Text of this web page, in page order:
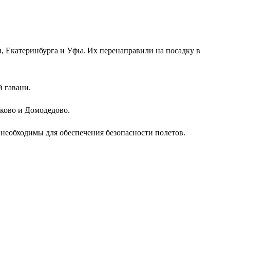
Екатеринбурга и Уфы. Их перенаправили на посадку в
гавани.
и Домодедово.
для обеспечения безопасности полетов.